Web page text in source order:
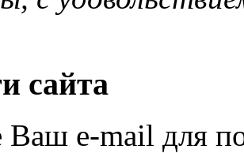
сайта
Ваш e-mail для